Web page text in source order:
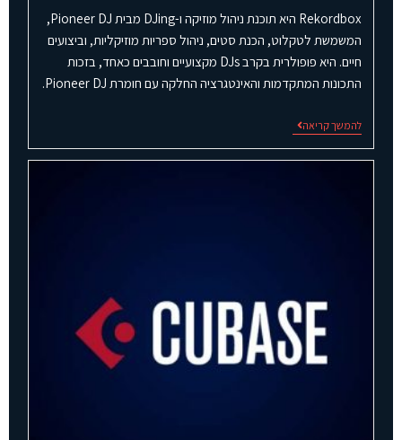
Rekordbox היא תוכנת ניהול מוזיקה ו-DJing מבית Pioneer DJ,
המשמשת לטקלוט, הכנת סטים, ניהול ספריות מוזיקליות, וביצועים
חיים. היא פופולרית בקרב DJs מקצועיים וחובבים כאחד, בזכות
התכונות המתקדמות והאינטגרציה החלקה עם חומרת Pioneer DJ.
להמשך קריאה